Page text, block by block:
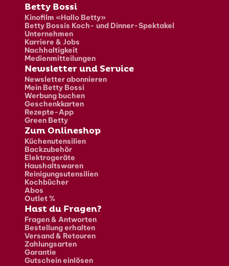
Fusszeile
Betty Bossi
Kinofilm «Hallo Betty»
Betty Bossis Koch- und Dinner-Spektakel
Unternehmen
Karriere & Jobs
Nachhaltigkeit
Medienmitteilungen
Newsletter und Service
Newsletter abonnieren
Mein Betty Bossi
Werbung buchen
Geschenkkarten
Rezepte-App
Green Betty
Zum Onlineshop
Küchenutensilien
Backzubehör
Elektrogeräte
Haushaltswaren
Reinigungsutensilien
Kochbücher
Abos
Outlet %
Hast du Fragen?
Fragen & Antworten
Bestellung erhalten
Versand & Retouren
Zahlungsarten
Garantie
Gutschein einlösen